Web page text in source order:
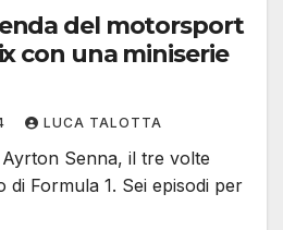
del motorsport
con una miniserie
LUCA TALOTTA
Senna, il tre volte
di Formula 1. Sei episodi per